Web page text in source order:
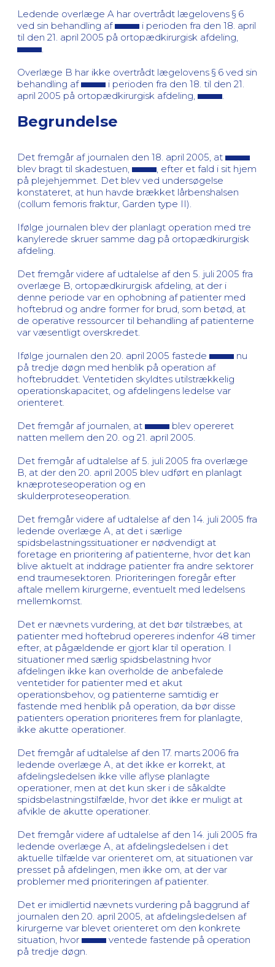
Ledende overlæge A har overtrådt lægelovens § 6
ved sin behandling af
i perioden fra den 18. april
til den 21. april 2005 på ortopædkirurgisk afdeling,
Overlæge B har ikke overtrådt lægelovens § 6 ved sin
behandling af
i perioden fra den 18. til den 21.
april 2005 på ortopædkirurgisk afdeling,
Begrundelse
Det fremgår af journalen den 18. april 2005, at
blev bragt til skadestuen,
, efter et fald i sit hjem
på plejehjemmet. Det blev ved undersøgelse
konstateret, at hun havde brækket lårbenshalsen
(collum femoris fraktur, Garden type II).
Ifølge journalen blev der planlagt operation med tre
kanylerede skruer samme dag på ortopædkirurgisk
afdeling.
Det fremgår videre af udtalelse af den 5. juli 2005 fra
overlæge B, ortopædkirurgisk afdeling, at der i
denne periode var en ophobning af patienter med
hoftebrud og andre former for brud, som betød, at
de operative ressourcer til behandling af patienterne
var væsentligt overskredet.
Ifølge journalen den 20. april 2005 fastede
nu
på tredje døgn med henblik på operation af
hoftebruddet. Ventetiden skyldtes utilstrækkelig
operationskapacitet, og afdelingens ledelse var
orienteret.
Det fremgår af journalen, at
blev opereret
natten mellem den 20. og 21. april 2005.
Det fremgår af udtalelse af 5. juli 2005 fra overlæge
B, at der den 20. april 2005 blev udført en planlagt
knæproteseoperation og en
skulderproteseoperation.
Det fremgår videre af udtalelse af den 14. juli 2005 fra
ledende overlæge A, at det i særlige
spidsbelastningssituationer er nødvendigt at
foretage en prioritering af patienterne, hvor det kan
blive aktuelt at inddrage patienter fra andre sektorer
end traumesektoren. Prioriteringen foregår efter
aftale mellem kirurgerne, eventuelt med ledelsens
mellemkomst.
Det er nævnets vurdering, at det bør tilstræbes, at
patienter med hoftebrud opereres indenfor 48 timer
efter, at pågældende er gjort klar til operation. I
situationer med særlig spidsbelastning hvor
afdelingen ikke kan overholde de anbefalede
ventetider for patienter med et akut
operationsbehov, og patienterne samtidig er
fastende med henblik på operation, da bør disse
patienters operation prioriteres frem for planlagte,
ikke akutte operationer.
Det fremgår af udtalelse af den 17. marts 2006 fra
ledende overlæge A, at det ikke er korrekt, at
afdelingsledelsen ikke ville aflyse planlagte
operationer, men at det kun sker i de såkaldte
spidsbelastningstilfælde, hvor det ikke er muligt at
afvikle de akutte operationer.
Det fremgår videre af udtalelse af den 14. juli 2005 fra
ledende overlæge A, at afdelingsledelsen i det
aktuelle tilfælde var orienteret om, at situationen var
presset på afdelingen, men ikke om, at der var
problemer med prioriteringen af patienter.
Det er imidlertid nævnets vurdering på baggrund af
journalen den 20. april 2005, at afdelingsledelsen af
kirurgerne var blevet orienteret om den konkrete
situation, hvor
ventede fastende på operation
på tredje døgn.